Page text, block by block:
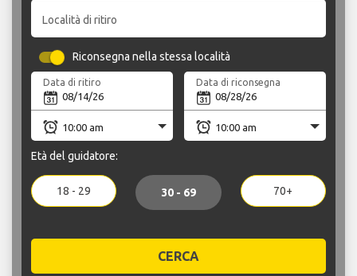
Località di ritiro
Riconsegna nella stessa località
Data di ritiro Data di riconsegna
Età del guidatore:
18 - 29 30 - 69 70+
CERCA